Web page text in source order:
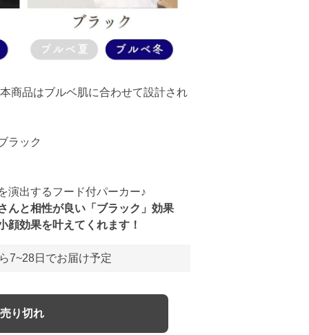
本商品はブルベ肌に合わせて設計され
ラック
演出するフード付パーカー♪
んと相性が良い「ブラック」効果
顔効果を叶えてくれます！
7~28日でお届け予定
売り切れ